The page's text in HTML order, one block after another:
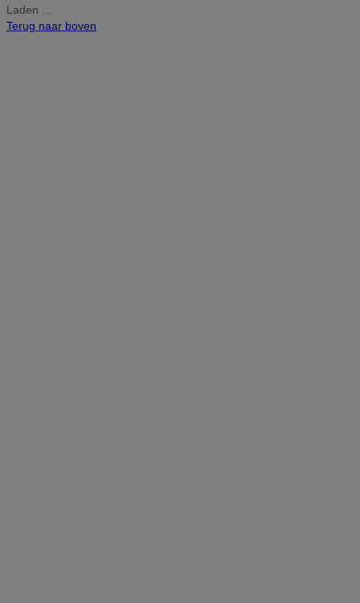
Laden ...
Terug naar boven